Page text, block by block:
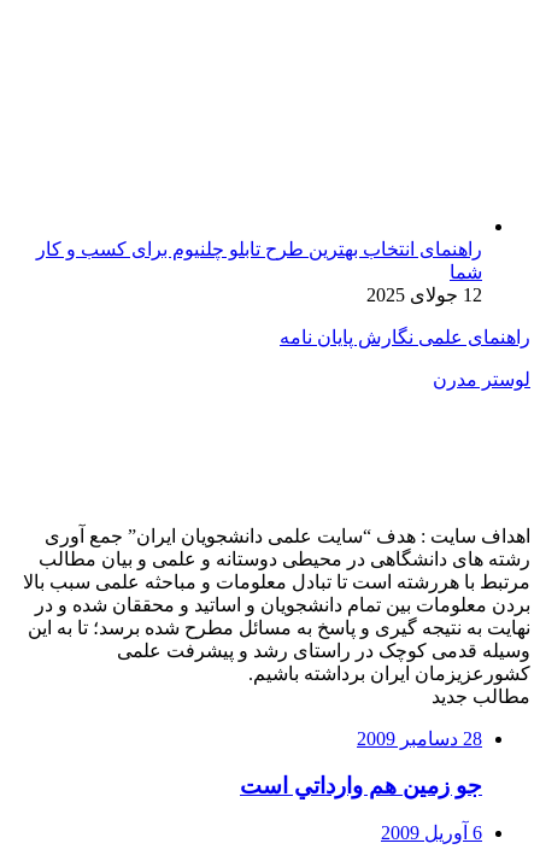
راهنمای انتخاب بهترین طرح تابلو چلنیوم برای کسب و کار
شما
12 جولای 2025
راهنمای علمی نگارش پایان نامه
لوستر مدرن
اهداف سایت : هدف “سایت علمی دانشجویان ایران” جمع آوری
رشته های دانشگاهی در محیطی دوستانه و علمی و بیان مطالب
مرتبط با هررشته است تا تبادل معلومات و مباحثه علمی سبب بالا
بردن معلومات بین تمام دانشجویان و اساتید و محققان شده و در
نهایت به نتیجه گیری و پاسخ به مسائل مطرح شده برسد؛ تا به این
وسیله قدمی کوچک در راستای رشد و پیشرفت علمی
کشورعزیزمان ایران برداشته باشیم.
مطالب جدید
28 دسامبر 2009
جو زمين هم وارداتي است
6 آوریل 2009